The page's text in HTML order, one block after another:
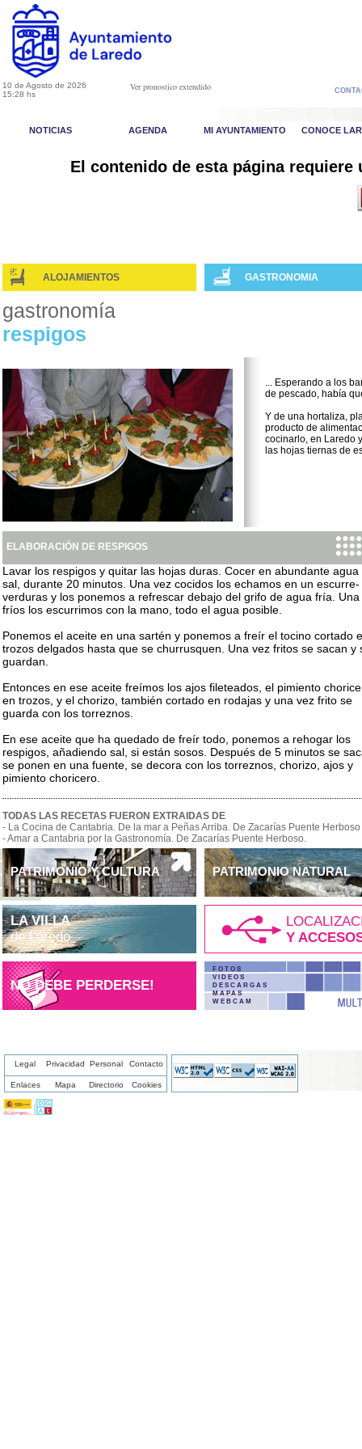
10 de Agosto de 2026
15:28 hs
Ver pronostico extendido
NOTICIAS AGENDA MI AYUNTAMIENTO CONOCE
El contenido de esta página requiere
ALOJAMIENTOS GASTRONOMIA
gastronomía
respigos
... Esperando a los
de pescado, había
Y de una hortaliza,
producto de
cocinarlo, en Laredo
las hojas tiernas de
ELABORACIÓN DE RESPIGOS
Lavar los respigos y quitar las hojas duras. Cocer en abundante agua
sal, durante 20 minutos. Una vez cocidos los echamos en un escurre-
verduras y los ponemos a refrescar debajo del grifo de agua fría. Una
fríos los escurrimos con la mano, todo el agua posible.
Ponemos el aceite en una sartén y ponemos a freír el tocino cortado
trozos delgados hasta que se churrusquen. Una vez fritos se sacan y
guardan.
Entonces en ese aceite freímos los ajos fileteados, el pimiento
en trozos, y el chorizo, también cortado en rodajas y una vez frito se
guarda con los torreznos.
En ese aceite que ha quedado de freír todo, ponemos a rehogar los
respigos, añadiendo sal, si están sosos. Después de 5 minutos se
se ponen en una fuente, se decora con los torreznos, chorizo, ajos y
pimiento choricero.
TODAS LAS RECETAS FUERON EXTRAIDAS DE
- La Cocina de Cantabria. De la mar a Peñas Arriba. De Zacarías Puente Herboso
- Amar a Cantabria por la Gastronomía. De Zacarías Puente Herboso.
PATRIMONIO Y CULTURA
LA VILLA
de Laredo
NO DEBE PERDERSE!
PATRIMONIO NATURAL
Y
FOTOS
VIDEOS
DESCARGAS
MAPAS
WEBCAM
Legal Privacidad Personal Contacto
Enlaces Mapa Directorio Cookies